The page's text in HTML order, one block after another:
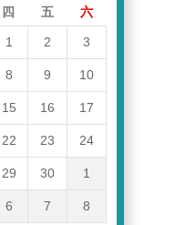
四 五 六
1 2 3
8 9 10
15 16 17
22 23 24
29 30 1
6 7 8